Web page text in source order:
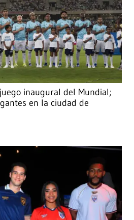
inaugural del Mundial;
en la ciudad de